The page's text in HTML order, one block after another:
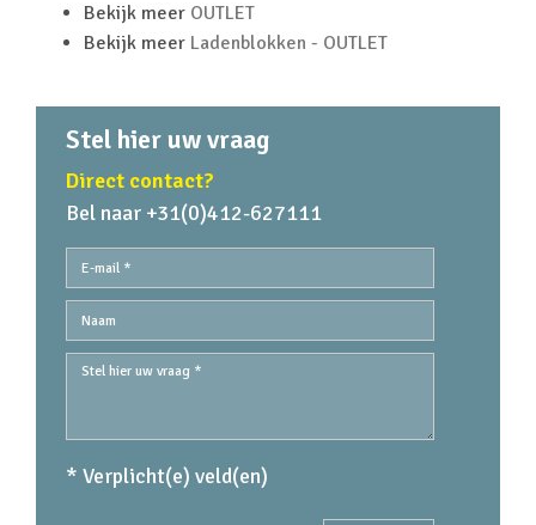
Bekijk meer OUTLET
Bekijk meer Ladenblokken - OUTLET
Stel hier uw vraag
Direct contact?
Bel naar +31(0)412-627111
* Verplicht(e) veld(en)